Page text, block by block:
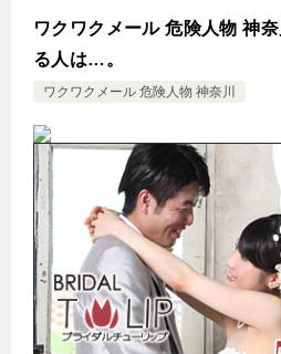
ワクワクメール 危険人物 神
る人は…。
ワクワクメール 危険人物 神奈川